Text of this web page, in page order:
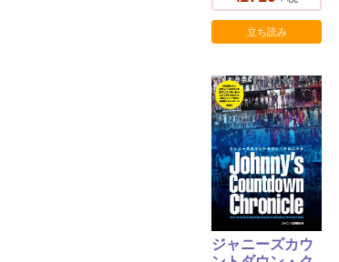
立ち読み
ジャニーズカウ